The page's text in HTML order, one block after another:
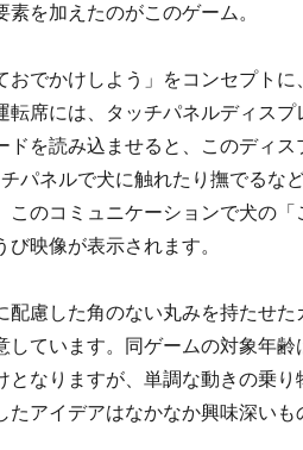
を加えたのがこのゲーム。
おでかけしよう」をコンセプトに
転席には、タッチパネルディスプ
ドを読み込ませると、このディス
パネルで犬に触れたり撫でるな
のコミュニケーションで犬の「
映像が表示されます。
配慮した角のない丸みを持たせた
しています。同ゲームの対象年齢
となりますが、単調な動きの乗
アイデアはなかなか興味深いも